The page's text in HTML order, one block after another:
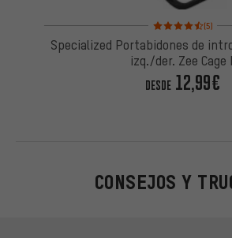
Valoración media:
(5)
Specialized Portabidones de
izq./der. Zee Cage
DESDE12,99€
CONSEJOS Y